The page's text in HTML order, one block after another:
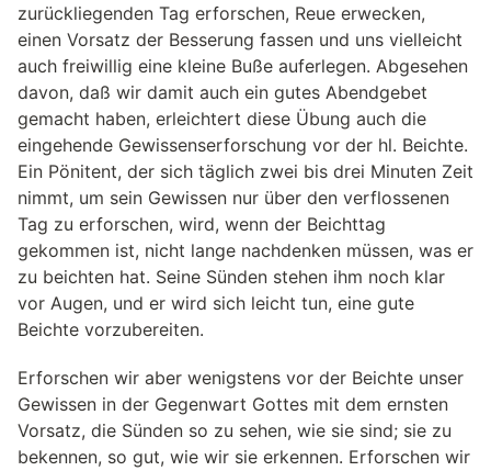
zurückliegenden Tag erforschen, Reue erwecken,
einen Vorsatz der Besserung fassen und uns vielleicht
auch freiwillig eine kleine Buße auferlegen. Abgesehen
davon, daß wir damit auch ein gutes Abendgebet
gemacht haben, erleichtert diese Übung auch die
eingehende Gewissenserforschung vor der hl. Beichte.
Ein Pönitent, der sich täglich zwei bis drei Minuten Zeit
nimmt, um sein Gewissen nur über den verflossenen
Tag zu erforschen, wird, wenn der Beichttag
gekommen ist, nicht lange nachdenken müssen, was er
zu beichten hat. Seine Sünden stehen ihm noch klar
vor Augen, und er wird sich leicht tun, eine gute
Beichte vorzubereiten.
Erforschen wir aber wenigstens vor der Beichte unser
Gewissen in der Gegenwart Gottes mit dem ernsten
Vorsatz, die Sünden so zu sehen, wie sie sind; sie zu
bekennen, so gut, wie wir sie erkennen. Erforschen wir